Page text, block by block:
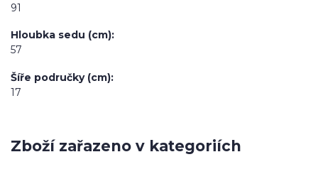
91
Hloubka sedu (cm)
57
Šíře područky (cm)
17
Zboží zařazeno v kategoriích